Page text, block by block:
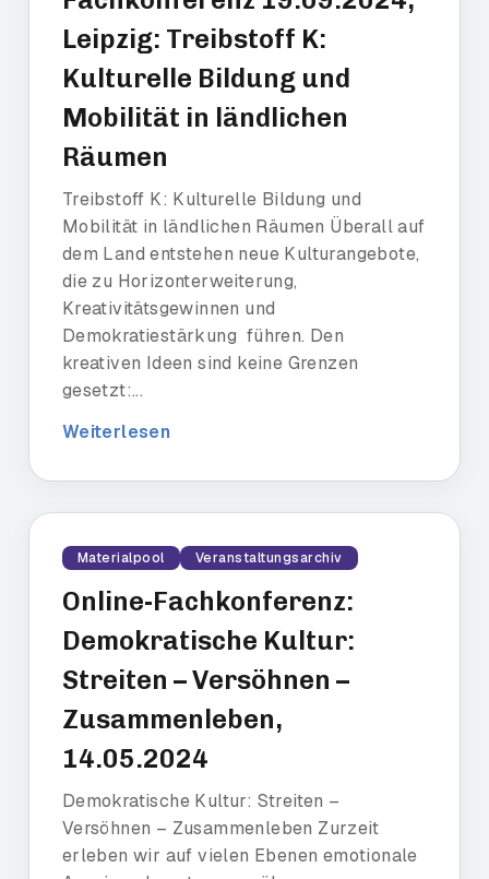
Leipzig: Treibstoff K:
Kulturelle Bildung und
Mobilität in ländlichen
Räumen
Treibstoff K: Kulturelle Bildung und
Mobilität in ländlichen Räumen Überall auf
dem Land entstehen neue Kulturangebote,
die zu Horizonterweiterung,
Kreativitätsgewinnen und
Demokratiestärkung führen. Den
kreativen Ideen sind keine Grenzen
gesetzt:...
Weiterlesen
Materialpool Veranstaltungsarchiv
Online-Fachkonferenz:
Demokratische Kultur:
Streiten – Versöhnen –
Zusammenleben,
14.05.2024
Demokratische Kultur: Streiten –
Versöhnen – Zusammenleben Zurzeit
erleben wir auf vielen Ebenen emotionale